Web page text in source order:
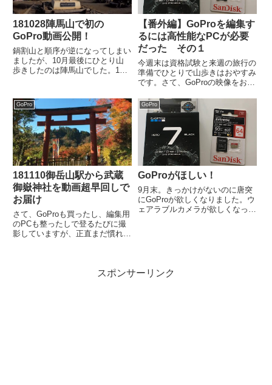
181028陣馬山で初の
GoPro動画公開！
鍋割山と順序が逆になってしまい
ましたが、10月最後にひとり山
歩きしたのは陣馬山でした。10
てら陣馬山を歩いてきました。陣
馬山は私にとってホームというべ
き山です。東京の西側に住ん...
【番外編】GoProを編集す
るには高性能なPCが必要
だった その１
今週末は資格試験と来週の旅行の
準備でひとりで山歩きはおやすみ
です。さて、GoProの映像をお届
いるのですが、未だ編集ができて
いません。なぜかというと……、
うちのPCのスペックが足りない
のです。GoProのサイト...
GoPro
181110御岳山駅から武蔵
御嶽神社を動画超早回しで
お届け
さて、GoProも買ったし、編集用
のPCも整ったしで登るたびに撮
影していますが、正直まだ慣れま
間が取れたので動画を見直してい
GoPro
GoProがほしい！
9月末。きっかけがないのに唐突
にGoProが欲しくなりました。ウ
ェアラブルカメラが欲しくなった
スポンサーリンク